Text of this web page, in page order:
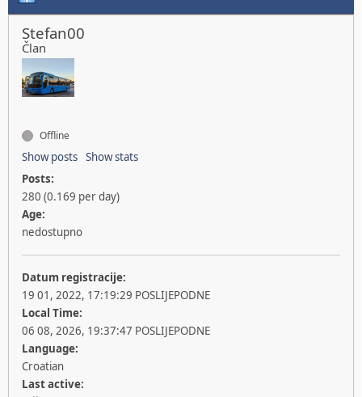
Stefan00
Član
Offline
Show posts Show stats
Posts:
280 (0.169 per day)
Age:
nedostupno
Datum registracije:
19 01, 2022, 17:19:29 POSLIJEPODNE
Local Time:
06 08, 2026, 19:37:47 POSLIJEPODNE
Language:
Croatian
Last active: